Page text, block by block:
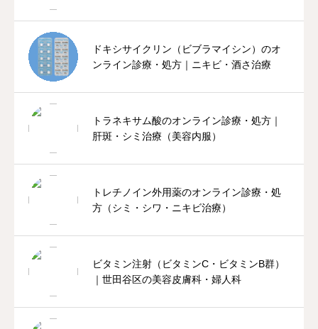
ドキシサイクリン（ビブラマイシン）のオ
ンライン診療・処方｜ニキビ・酒さ治療
トラネキサム酸のオンライン診療・処方｜
肝斑・シミ治療（美容内服）
トレチノイン外用薬のオンライン診療・処
方（シミ・シワ・ニキビ治療）
ビタミン注射（ビタミンC・ビタミンB群）
｜世田谷区の美容皮膚科・婦人科